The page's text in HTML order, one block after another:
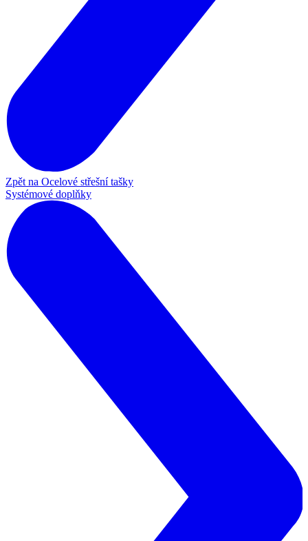
Zpět na Ocelové střešní tašky
Systémové doplňky